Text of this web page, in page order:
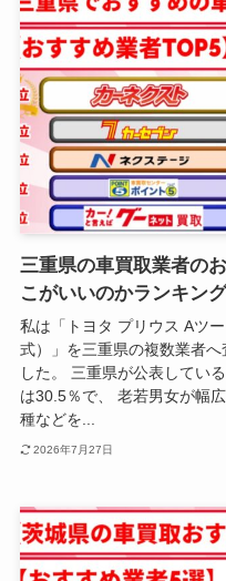
三重県の車買取業者の
こがいいのかランキン
私は「トヨタ プリウス Aツ
式）」を三重県の複数業者
した。 三重県が公表してい
は30.5％で、 老若男女が幅
種などを...
2026年7月27日